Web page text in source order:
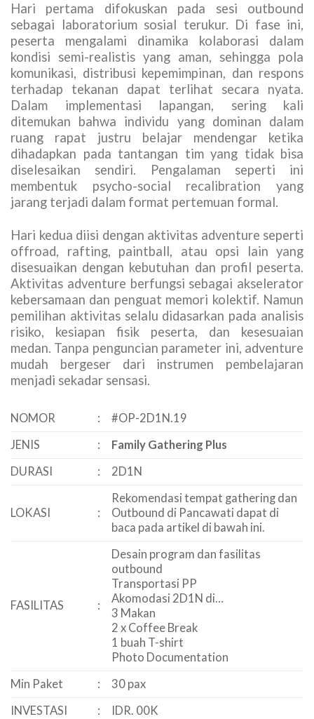
Hari pertama difokuskan pada sesi outbound
sebagai laboratorium sosial terukur. Di fase ini,
peserta mengalami dinamika kolaborasi dalam
kondisi semi-realistis yang aman, sehingga pola
komunikasi, distribusi kepemimpinan, dan respons
terhadap tekanan dapat terlihat secara nyata.
Dalam implementasi lapangan, sering kali
ditemukan bahwa individu yang dominan dalam
ruang rapat justru belajar mendengar ketika
dihadapkan pada tantangan tim yang tidak bisa
diselesaikan sendiri. Pengalaman seperti ini
membentuk psycho-social recalibration yang
jarang terjadi dalam format pertemuan formal.
Hari kedua diisi dengan aktivitas adventure seperti
offroad, rafting, paintball, atau opsi lain yang
disesuaikan dengan kebutuhan dan profil peserta.
Aktivitas adventure berfungsi sebagai akselerator
kebersamaan dan penguat memori kolektif. Namun
pemilihan aktivitas selalu didasarkan pada analisis
risiko, kesiapan fisik peserta, dan kesesuaian
medan. Tanpa penguncian parameter ini, adventure
mudah bergeser dari instrumen pembelajaran
menjadi sekadar sensasi.
NOMOR :
#OP-2D1N.19
JENIS
:
Family Gathering Plus
DURASI
: 2D1N
LOKASI :
Rekomendasi tempat gathering dan
Outbound di Pancawati dapat di
baca pada artikel di bawah ini.
FASILITAS :
Desain program dan fasilitas
outbound
Transportasi PP
Akomodasi 2D1N di…
3 Makan
2 x Coffee Break
1 buah T-shirt
Photo Documentation
Min Paket
:
30 pax
INVESTASI
: IDR. 00K